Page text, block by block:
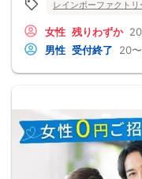
レインボーファクトリ
女性 残りわずか
男性 受付終了 20